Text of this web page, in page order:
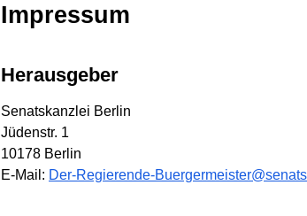
Impressum
Herausgeber
Senatskanzlei Berlin
Jüdenstr. 1
10178 Berlin
E-Mail: Der-Regierende-